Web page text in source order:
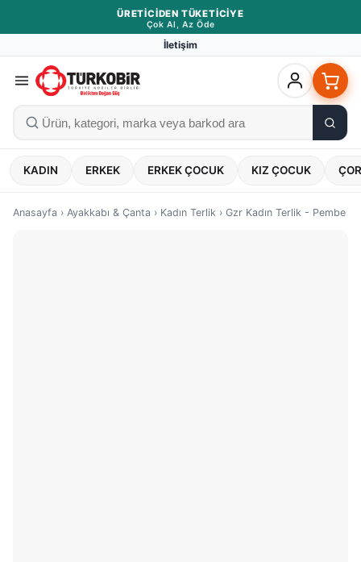
ÜRETICIDEN TÜKETICIYE
Çok Al, Az Öde
İletişim
KADIN ERKEK ERKEK ÇOCUK KIZ ÇOCUK
Anasayfa › Ayakkabı & Çanta › Kadın Terlik › Gzr Kadın Terlik - Pembe